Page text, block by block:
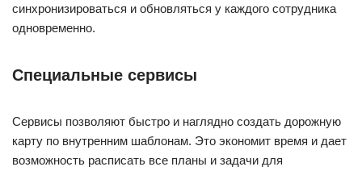
синхронизироваться и обновляться у каждого сотрудника
одновременно.
Специальные сервисы
Сервисы позволяют быстро и наглядно создать дорожную
карту по внутренним шаблонам. Это экономит время и дает
возможность расписать все планы и задачи для